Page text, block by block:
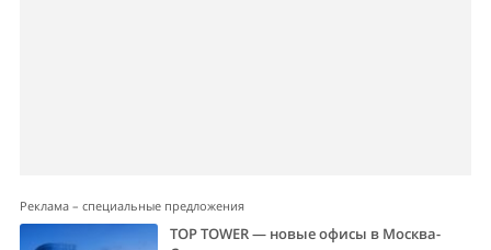
Реклама – специальные предложения
TOP TOWER — новые офисы в Москва-